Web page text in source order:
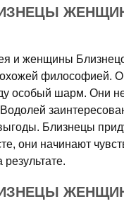
и женщины
философией.
особый шарм. Они
Близнецы
они начинают